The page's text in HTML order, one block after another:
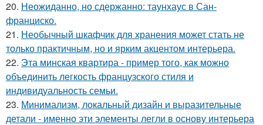
20. Неожиданно, но сдержанно: таунхаус в Сан-
франциско.
21. Необычный шкафчик для хранения может стать не
только практичным, но и ярким акцентом интерьера.
22. Эта минская квартира - пример того, как можно
объединить легкость французского стиля и
индивидуальность семьи.
23. Минимализм, локальный дизайн и выразительные
детали - именно эти элементы легли в основу интерьера